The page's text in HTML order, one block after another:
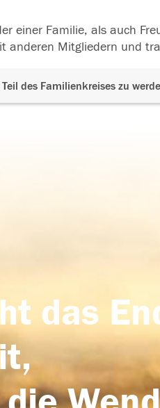
einer Familie, als auch
anderen Mitgliedern und
des Familienkreises zu
das